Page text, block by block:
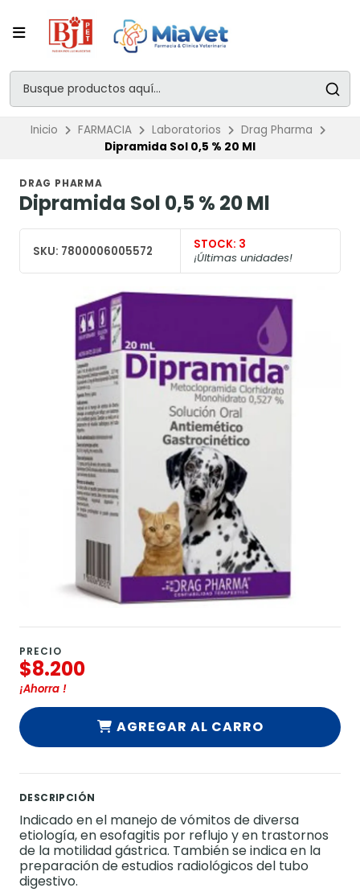
Inicio FARMACIA Laboratorios
Drag Pharma
Dipramida Sol 0,5 % 20 Ml
DRAG PHARMA
Dipramida Sol 0,5 % 20 Ml
SKU: 7800006005572 STOCK: 3
¡Últimas unidades!
PRECIO
$8.200
¡Ahorra !
AGREGAR AL CARRO
DESCRIPCIÓN
Indicado en el manejo de vómitos de diversa
etiología, en esofagitis por reflujo y en trastornos
de la motilidad gástrica. También se indica en la
preparación de estudios radiológicos del tubo
digestivo.